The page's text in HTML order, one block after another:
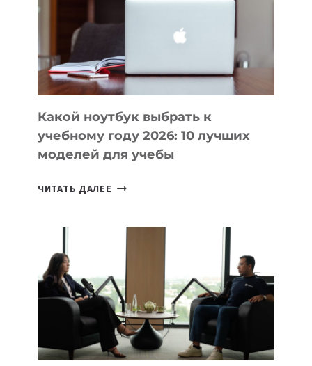
ПОМОГАЮТ
СОЗДАВАТЬ
БЕЗ
СЛОЖНОГО
КОДА
Какой ноутбук выбрать к
учебному году 2026: 10 лучших
моделей для учебы
ЧИТАТЬ ДАЛЕЕ КАКОЙ
УЧЕБНОМУ
ГОДУ
2026:
10
ЛУЧШИХ
МОДЕЛЕЙ
ДЛЯ